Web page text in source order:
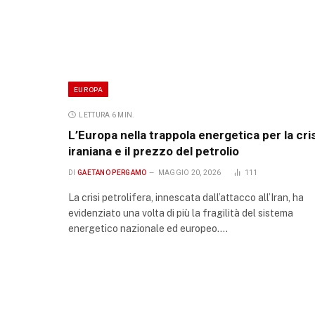
EUROPA
LETTURA 6 MIN.
L’Europa nella trappola energetica per la
iraniana e il prezzo del petrolio
DI GAETANO PERGAMO MAGGIO 20, 2026 111
La crisi petrolifera, innescata dall’attacco all’Iran, ha
evidenziato una volta di più la fragilità del sistema
energetico nazionale ed europeo.…